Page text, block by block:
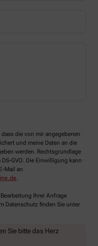
die von mir angegebenen
und meine Daten an die
werden. Rechtsgrundlage
GVO. Die Einwilligung kann
Mail an
.
Ihrer Anfrage
Datenschutz finden Sie unter
Sie bittedas Herz